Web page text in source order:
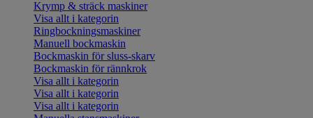
Krymp & sträck maskiner
Visa allt i kategorin
Ringbockningsmaskiner
Manuell bockmaskin
Bockmaskin för sluss-skarv
Bockmaskin för rännkrok
Visa allt i kategorin
Visa allt i kategorin
Visa allt i kategorin